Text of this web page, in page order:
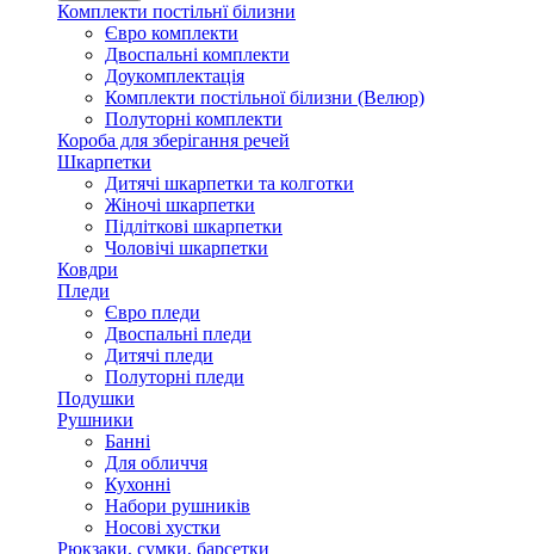
Комплекти постільнї білизни
Євро комплекти
Двоспальні комплекти
Доукомплектація
Комплекти постільної білизни (Велюр)
Полуторні комплекти
Короба для зберігання речей
Шкарпетки
Дитячі шкарпетки та колготки
Жіночі шкарпетки
Підліткові шкарпетки
Чоловічі шкарпетки
Ковдри
Пледи
Євро пледи
Двоспальні пледи
Дитячі пледи
Полуторні пледи
Подушки
Рушники
Банні
Для обличчя
Кухонні
Набори рушників
Носові хустки
Рюкзаки, сумки, барсетки